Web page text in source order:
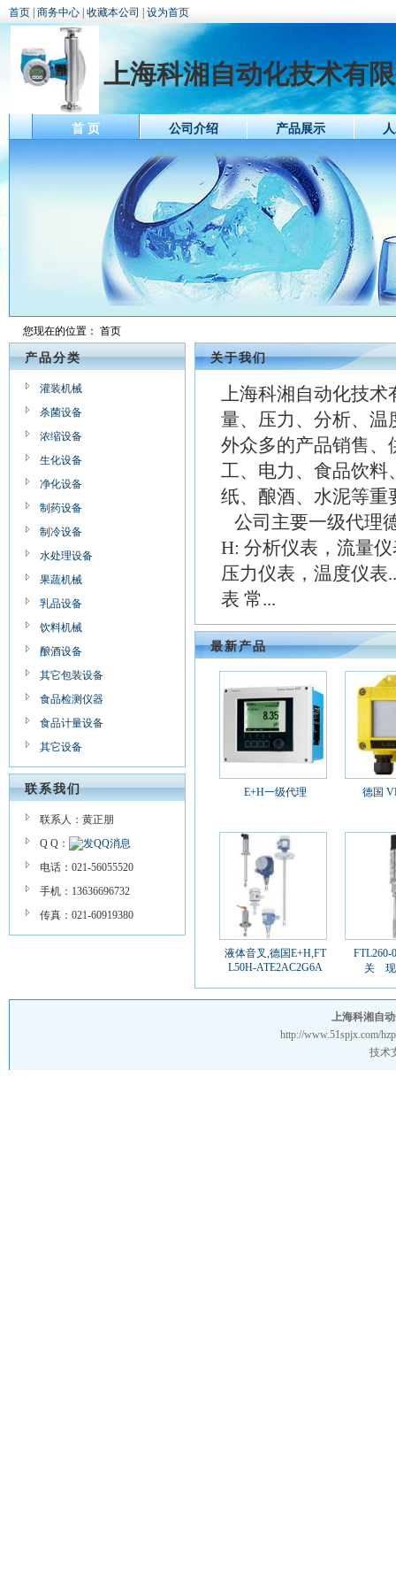
首页 商务中心 收藏本公司 设为首页
上海科湘自动化技术有
首 页 公司介绍 产品展示
您现在的位置： 首页
产品分类
灌装机械
杀菌设备
浓缩设备
生化设备
净化设备
制药设备
制冷设备
水处理设备
果蔬机械
乳品设备
饮料机械
酿酒设备
其它包装设备
食品检测仪器
食品计量设备
其它设备
联系我们
联系人：黄正朋
Q Q：
电话：021-56055520
手机：13636696732
传真：021-60919380
关于我们
上海科湘自动化技
量、压力、分析、温
外众多的产品销售、
工、电力、食品饮料
纸、酿酒、水泥等重
公司主要一级代理
H: 分析仪表，流量
压力仪表，温度仪
表 常...
最新产品
E+H一级代理 德国
液体音叉,德国E+H,FT
L50H-ATE2AC2G6A
FTL260-
关
上海科湘自
http://www.51spjx.com/
技术